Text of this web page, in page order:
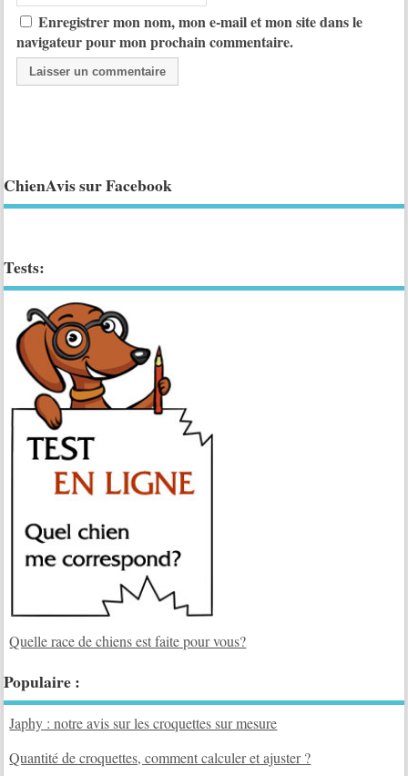
Enregistrer mon nom, mon e-mail et mon site dans le
navigateur pour mon prochain commentaire.
ChienAvis sur Facebook
Tests:
Quelle race de chiens est faite pour vous?
Populaire :
Japhy : notre avis sur les croquettes sur mesure
Quantité de croquettes, comment calculer et ajuster ?